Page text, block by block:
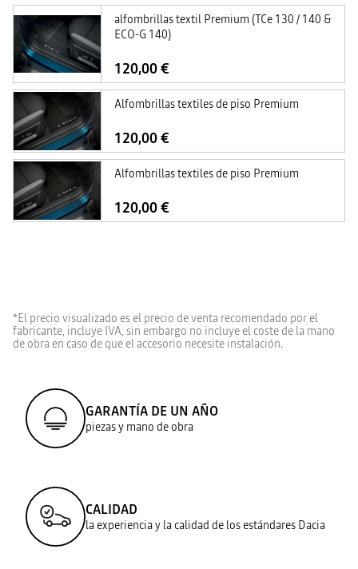
alfombrillas textil Premium (TCe 130 / 140 &
ECO-G 140)
120,00 €
Alfombrillas textiles de piso Premium
120,00 €
Alfombrillas textiles de piso Premium
120,00 €
*El precio visualizado es el precio de venta recomendado por el
fabricante, incluye IVA, sin embargo no incluye el coste de la mano
de obra en caso de que el accesorio necesite instalación.
GARANTÍA DE UN AÑO
piezas y mano de obra
CALIDAD
la experiencia y la calidad de los estándares Dacia